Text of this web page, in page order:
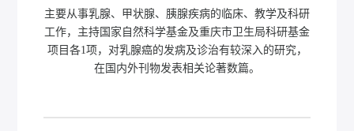
主要从事乳腺、甲状腺、胰腺疾病的临床、教学及科研
工作，主持国家自然科学基金及重庆市卫生局科研基金
项目各1项，对乳腺癌的发病及诊治有较深入的研究，
在国内外刊物发表相关论著数篇。